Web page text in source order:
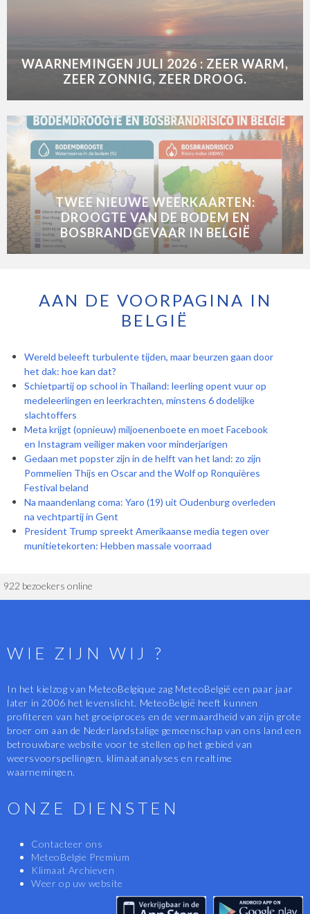
WAARNEMINGEN JULI 2026 : ZEER WARM,
ZEER ZONNIG, ZEER DROOG.
TWEE NIEUWE WEERKAARTEN:
DROOGTE VAN DE BODEM EN
BOSBRANDGEVAAR IN BELGIË
AAN DE VOORPAGINA IN
BELGIË
Wereld beleeft turbulente tijden, maar beurzen gaan door
het dak: hoe kan dat?
Schietpartij op school in Thailand: leerling opent vuur op
medeleerlingen en leerkrachten, minstens 6 dodelijke
slachtoffers
Meta krijgt (opnieuw) miljoenenboete en moet Facebook
en Instagram veiliger maken voor minderjarigen
Gedaan met popster zijn in de helft van het land: zo zijn
Pommelien Thijs en Oscar and the Wolf op Ronquières
Festival beland
Na maandenlang coma: Yaro (19) uit Oudenburg overleden
na vechtpartij in Gent
President Trump spreekt Amerikaanse media tegen over
munitietekorten: Hebben massale voorraad
922 bezoekers online
WIE ZIJN WIJ ?
In het kielzog van MeteoBelgique zag MeteoBelgië een paar jaar
later in 2006 het levenslicht. MeteoBelgië heeft kunnen
profiteren van het groeiproces en de vermaardheid van zijn grote
broer om aan de Nederlandstalige gemeenschap van ons land een
betrouwbare website voor te stellen op het gebied van
weersvoorspellingen, klimaatanalyses en realtime
waarnemingen.
ONZE DIENSTEN
Contacteer ons
MeteoBelgie Premium
Klimaat Archieven
Weer op uw website